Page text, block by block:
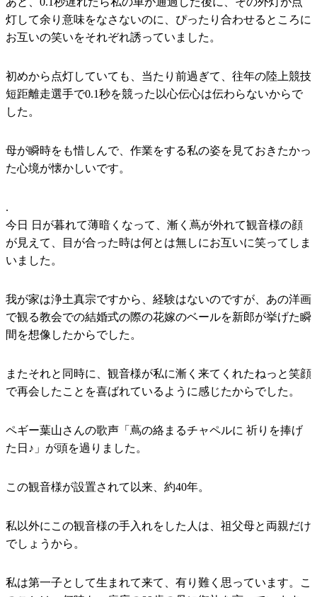
灯して余り意味をなさないのに、ぴったり合わせるところに
お互いの笑いをそれぞれ誘っていました。
初めから点灯していても、当たり前過ぎて、往年の陸上競技
短距離走選手で0.1秒を競った以心伝心は伝わらないからで
した。
母が瞬時をも惜しんで、作業をする私の姿を見ておきたかっ
た心境が懐かしいです。
.
今日 日が暮れて薄暗くなって、漸く蔦が外れて観音様の顔
が見えて、目が合った時は何とは無しにお互いに笑ってしま
いました。
我が家は浄土真宗ですから、経験はないのですが、あの洋画
で観る教会での結婚式の際の花嫁のベールを新郎が挙げた瞬
間を想像したからでした。
またそれと同時に、観音様が私に漸く来てくれたねっと笑顔
で再会したことを喜ばれているように感じたからでした。
ペギー葉山さんの歌声「蔦の絡まるチャペルに 祈りを捧げ
た日♪」が頭を過りました。
この観音様が設置されて以来、約40年。
私以外にこの観音様の手入れをした人は、祖父母と両親だけ
でしょうから。
私は第一子として生まれて来て、有り難く思っています。こ